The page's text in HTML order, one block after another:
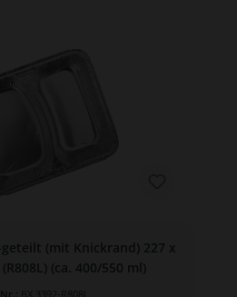
(mit Knickrand) 227 x
(ca. 400/550 ml)
BX.3392-R808L